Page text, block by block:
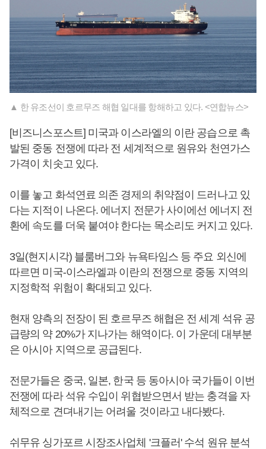
▲ 한 유조선이 호르무즈 해협 일대를 항해하고 있다. <연합뉴스>
[비즈니스포스트] 미국과 이스라엘의 이란 공습으로 촉
발된 중동 전쟁에 따라 전 세계적으로 원유와 천연가스
가격이 치솟고 있다.
이를 놓고 화석연료 의존 경제의 취약점이 드러나고 있
다는 지적이 나온다. 에너지 전문가 사이에선 에너지 전
환에 속도를 더욱 붙여야 한다는 목소리도 커지고 있다.
3일(현지시각) 블룸버그와 뉴욕타임스 등 주요 외신에
따르면 미국-이스라엘과 이란의 전쟁으로 중동 지역의
지정학적 위험이 확대되고 있다.
현재 양측의 전장이 된 호르무즈 해협은 전 세계 석유 공
급량의 약 20%가 지나가는 해역이다. 이 가운데 대부분
은 아시아 지역으로 공급된다.
전문가들은 중국, 일본, 한국 등 동아시아 국가들이 이번
전쟁에 따라 석유 수입이 위협받으면서 받는 충격을 자
체적으로 견뎌내기는 어려울 것이라고 내다봤다.
쉬무유 싱가포르 시장조사업체 '크플러' 수석 원유 분석